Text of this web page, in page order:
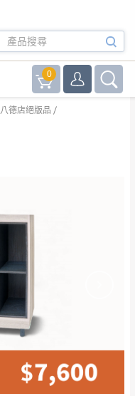
0
八德店絕版品